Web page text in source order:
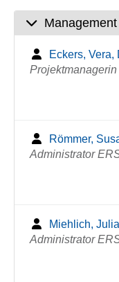
Management
Eckers, Vera,
Römmer,
Administrator
Miehlich, Julia
Administrator